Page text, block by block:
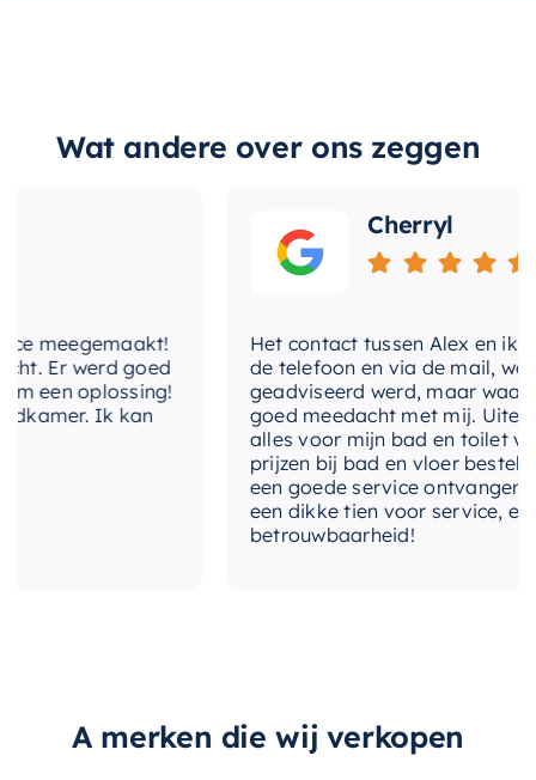
Wat andere over ons zeggen
werd goed
oplossing!
Ik kan
Cherryl
Het contact tussen Alex en ik
de telefoon en via de mail, waarbij
geadviseerd werd, maar waarbij
goed meedacht met mij.
alles voor mijn bad en toilet voor
prijzen bij bad en vloer besteld. Ik
een goede service ontvangen. Van
een dikke tien voor service,
betrouwbaarheid!
A merken die wij verkopen